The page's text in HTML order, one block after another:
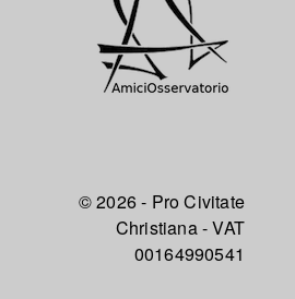
© 2026 - Pro Civitate
Christiana - VAT
00164990541